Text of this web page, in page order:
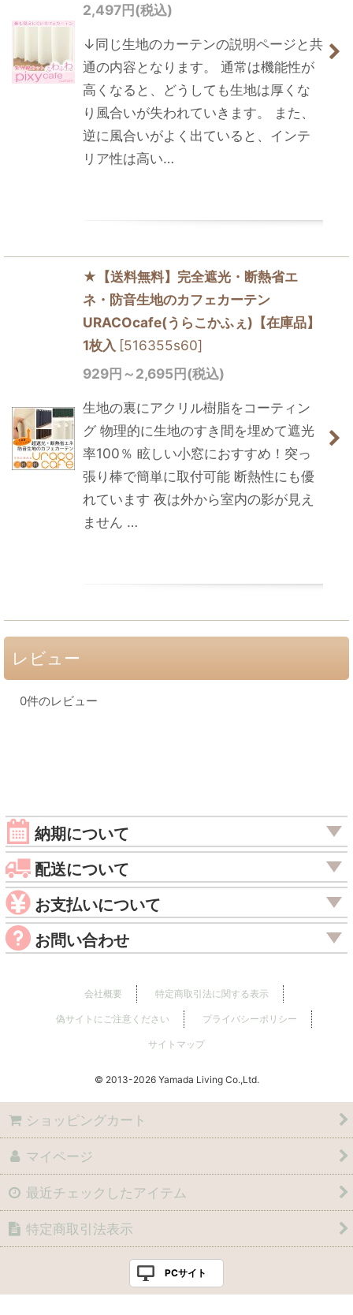
2,497円(税込)
↓同じ生地のカーテンの説明ページと共
通の内容となります。 通常は機能性が
高くなると、どうしても生地は厚くな
り風合いが失われていきます。 また、
逆に風合いがよく出ていると、インテ
リア性は高い…
★【送料無料】完全遮光・断熱省エ
ネ・防音生地のカフェカーテン
URACOcafe(うらこかふぇ)【在庫品】
1枚入 [516355s60]
929円～2,695円(税込)
生地の裏にアクリル樹脂をコーティン
グ 物理的に生地のすき間を埋めて遮光
率100％ 眩しい小窓におすすめ！突っ
張り棒で簡単に取付可能 断熱性にも優
れています 夜は外から室内の影が見え
ません …
レビュー
0件のレビュー
納期について
配送について
お支払いについて
お問い合わせ
会社概要 特定商取引法に関する表示
偽サイトにご注意ください プライバシーポリシー
サイトマップ
© 2013 Yamada Living Co.,Ltd.
ショッピングカート
マイページ
最近チェックしたアイテム
特定商取引法表示
PCサイト